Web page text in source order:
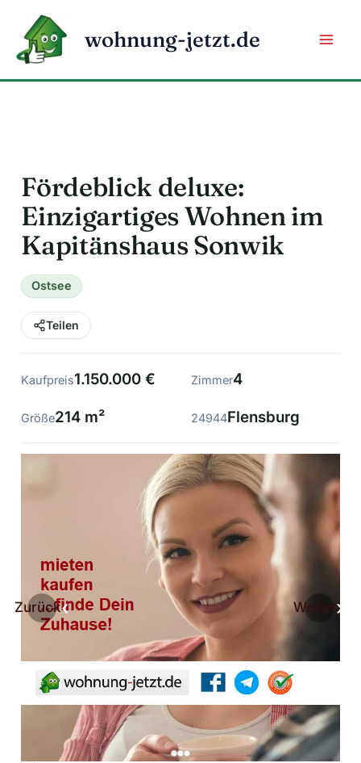
Inhalt
springen
wohnung-jetzt.de
Fördeblick deluxe:
Einzigartiges Wohnen im
Kapitänshaus Sonwik
Ostsee
Teilen
Kaufpreis1.150.000 € Zimmer4
Größe214 m² 24944Flensburg
Zurück Weiter